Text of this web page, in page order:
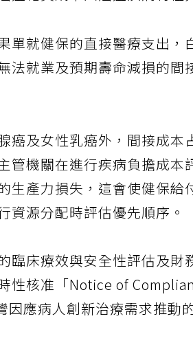
症花費成本因癌症疾病特性
單就健保的直接醫療支出，
法就業及預期壽命減損的間
癌及女性乳癌外，間接成本
管機關在進行疾病負擔成本
生產力損失，這會使健保給
資源分配時評估優先順序。
臨床療效與安全性評估及財
性核准「Notice of
應病人創新治療需求推動